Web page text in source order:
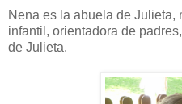
Nena es la abuela de Julieta,
infantil, orientadora de
de Julieta.